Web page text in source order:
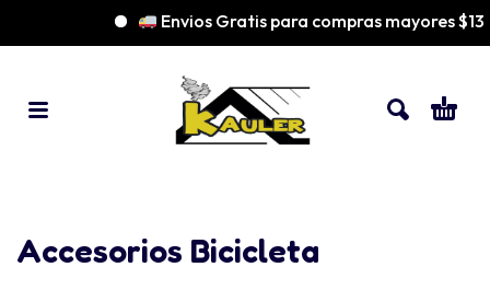
Envios Gratis para compras mayores
Accesorios Bicicleta